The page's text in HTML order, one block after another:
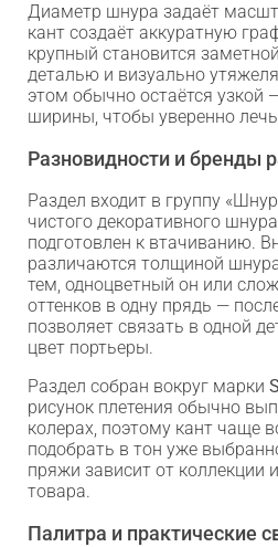
Диаметр шнура задаёт
кант создаёт аккуратную
крупный становится
деталью и визуально
этом обычно остаётся узкой
ширины, чтобы уверенно
Разновидности и бренды
Раздел входит в группу
чистого декоративного
подготовлен к втачиванию.
различаются толщиной
тем, одноцветный он или
оттенков в одну прядь —
позволяет связать в одной
цвет портьеры.
Раздел собран вокруг марки
рисунок плетения обычно
колерах, поэтому кант чаще
подобрать в тон уже
пряжи зависит от коллекции
товара.
Палитра и практические